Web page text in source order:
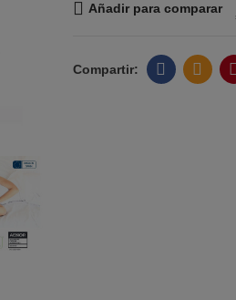
Añadir para comparar